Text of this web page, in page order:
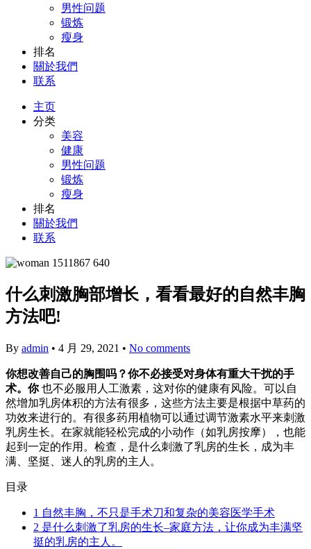
男性问题
锻炼
瘦身
排名
關於我們
联系
主页
分类
美容
健康
男性问题
锻炼
瘦身
排名
關於我們
联系
什么刺激胸部增长，看看最好的自然丰胸
方法吧!
By admin • 4 月 29, 2021 • No comments
你想改善自己的胸围吗？你不必接受对身体有重大干扰的手
术。你也不必服用人工激素，这对你的健康有风险。可以自
然增加乳房体积的方法有很多，这些方法主要是根据中草药的
功效来进行的。有很多药用植物可以通过调节激素水平来刺激
乳房生长。在家就能轻松完成的小动作（如乳房按摩），也能
起到一定的作用。检查，是什么刺激了乳房的生长，成为丰
满、坚挺、迷人的乳房的主人。
目录
1 自然丰胸，不只是手术刀和复杂的美容医学手术
2 是什么刺激了乳房的生长–家庭方法，让你成为丰满坚
挺的乳房的主人。